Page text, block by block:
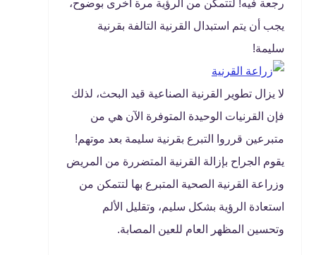
رجعة فيه! لتتمكن من الرؤية مرة أخرى بوضوح،
يجب أن يتم استبدال القرنية التالفة بقرنية
سليمة!
لا يزال تطوير القرنية الصناعية قيد البحث، لذلك
فإن القرنيات الوحيدة المتوفرة الآن هي من
متبرعين قرروا التبرع بقرنية سليمة بعد موتهم!
يقوم الجراح بإزالة القرنية المتضررة من المريض
وزراعة القرنية الصحية المتبرع بها لتتمكن من
استعادة الرؤية بشكل سليم، وتقليل الألم
وتحسين المظهر العام للعين المصابة.